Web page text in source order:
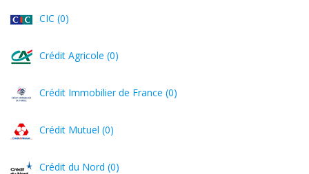
CIC (0)
Crédit Agricole (0)
Crédit Immobilier de France (0)
Crédit Mutuel (0)
Crédit du Nord (0)